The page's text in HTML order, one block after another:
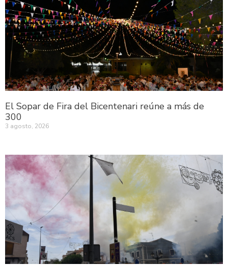
El Sopar de Fira del Bicentenari reúne a más de
300
3 agosto, 2026